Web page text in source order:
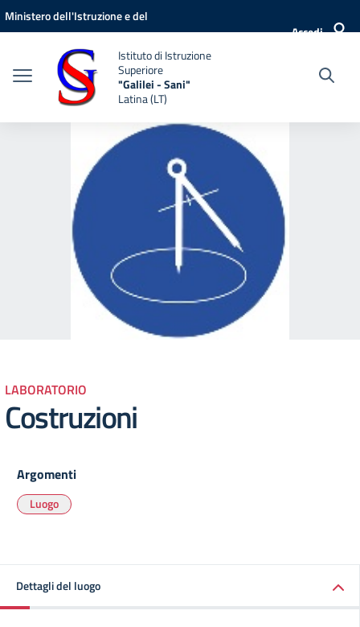
Vai ai contenuti
Vai al menu di navigazione
Vai al footer
Ministero dell'Istruzione e del
Accedi
Istituto di Istruzione
Superiore
"Galilei - Sani"
Latina (LT)
LABORATORIO
Costruzioni
Argomenti
Luogo
Dettagli del luogo